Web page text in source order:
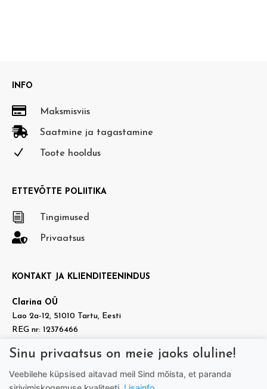
INFO
 Maksmisviis
 Saatmine ja tagastamine
N Toote hooldus
ETTEVÕTTE POLIITIKA
i Tingimused
 Privaatsus
KONTAKT JA KLIENDITEENINDUS
Clarina OÜ
Lao 2a-12, 51010 Tartu, Eesti
REG nr: 12376466
info@doradora.ee
 https://www.facebook.com/doradora.ee
Sinu privaatsus on meie jaoks oluline!
Veebilehe küpsised aitavad meil Sind mõista, et paranda